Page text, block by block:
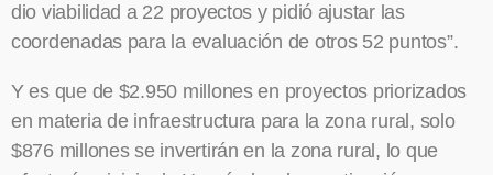
dio viabilidad a 22 proyectos y pidió ajustar las
coordenadas para la evaluación de otros 52 puntos”.
Y es que de $2.950 millones en proyectos priorizados
en materia de infraestructura para la zona rural, solo
$876 millones se invertirán en la zona rural, lo que